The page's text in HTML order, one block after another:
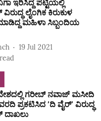
ಇರಿಸಿದ್ದ ಪಟ್ಟಿಯಲ್ಲಿ
ಲೈಂಗಿಕ ಕಿರುಕುಳ
ಮಹಿಳಾ ಸಿಬ್ಬಂದಿಯ
19 Jul 2021
ಗರೀಬ್‌ ನವಾಜ್‌ ಮಸೀದಿ
ಪ್ರಕಟಿಸಿದ ʼದಿ ವೈರ್‌ʼ ವಿರುದ್ಧ